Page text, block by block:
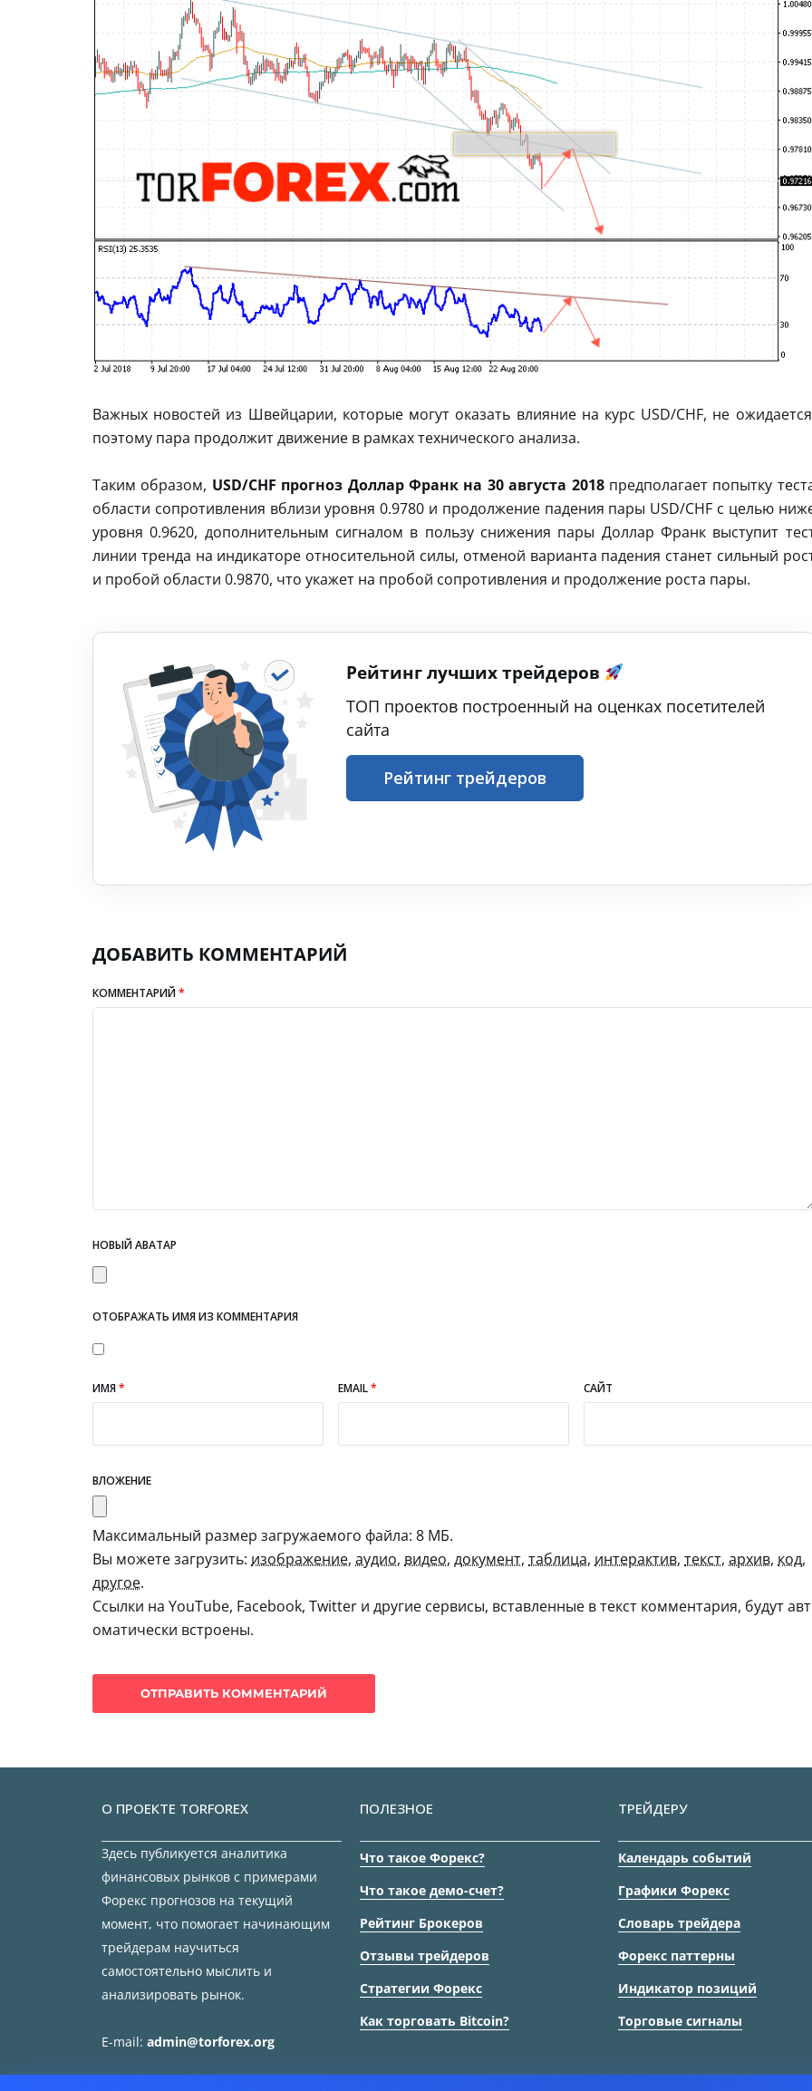
Важных новостей из Швейцарии, которые могут оказать влияние на курс USD/CHF, не
поэтому пара продолжит движение в рамках технического анализа.
Таким образом, USD/CHF прогноз Доллар Франк на 30 августа 2018предполагает попытку
области сопротивления вблизи уровня 0.9780 и продолжение падения пары USD/CHF с целью
уровня 0.9620, дополнительным сигналом в пользу снижения пары Доллар Франк выступит
линии тренда на индикаторе относительной силы, отменой варианта падения станет сильный
и пробой области 0.9870, что укажет на пробой сопротивления и продолжение роста пары.
Рейтинг лучших трейдеров
ТОП проектов построенный на оценках посетителей
сайта
Рейтинг трейдеров
ДОБАВИТЬ КОММЕНТАРИЙ
КОММЕНТАРИЙ*
НОВЫЙ АВАТАР
ОТОБРАЖАТЬ ИМЯ ИЗ КОММЕНТАРИЯ
ИМЯ* EMAIL* САЙТ
ВЛОЖЕНИЕ
Максимальный размер загружаемого файла: 8 МБ.
Вы можете загрузить: изображение, аудио, видео, документ, таблица, интерактив, текст, архив, код,
другое.
Ссылки на YouTube, Facebook, Twitter и другие сервисы, вставленные в текст комментария, будут авт
оматически встроены.
О ПРОЕКТЕ TORFOREX
Здесь публикуется аналитика
финансовых рынков с примерами
Форекс прогнозов на текущий
момент, что помогает начинающим
трейдерам научиться
самостоятельно мыслить и
анализировать рынок.
E-mail: admin@torforex.org
ПОЛЕЗНОЕ
Что такое Форекс?
Что такое демо-счет?
Рейтинг Брокеров
Отзывы трейдеров
Стратегии Форекс
Как торговать Bitcoin?
ТРЕЙДЕРУ
Календарь событий
Графики Форекс
Словарь трейдера
Форекс паттерны
Индикатор позиций
Торговые сигналы